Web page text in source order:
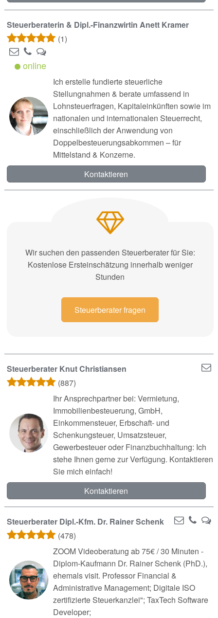
Steuerberaterin & Dipl.-Finanzwirtin Anett Kramer
(1)
online
Ich erstelle fundierte steuerliche
Stellungnahmen & berate umfassend in
Lohnsteuerfragen, Kapitaleinkünften sowie im
nationalen und internationalen Steuerrecht,
einschließlich der Anwendung von
Doppelbesteuerungsabkommen – für
Mittelstand & Konzerne.
Kontaktieren
Wir suchen den passenden Steuerberater für Sie:
Kostenlose Ersteinschätzung innerhalb weniger
Stunden
Steuerberater fragen
Steuerberater Knut Christiansen
(887)
Ihr Ansprechpartner bei: Vermietung,
Immobilienbesteuerung, GmbH,
Einkommensteuer, Erbschaft- und
Schenkungsteuer, Umsatzsteuer,
Gewerbesteuer oder Finanzbuchhaltung: Ich
stehe Ihnen gerne zur Verfügung. Kontaktieren
Sie mich einfach!
Kontaktieren
Steuerberater Dipl.-Kfm. Dr. Rainer Schenk
(478)
ZOOM Videoberatung ab 75€ / 30 Minuten -
Diplom-Kaufmann Dr. Rainer Schenk (PhD.),
ehemals visit. Professor Financial &
Administrative Management; Digitale ISO
zertifizierte Steuerkanzlei"; TaxTech Software
Developer;